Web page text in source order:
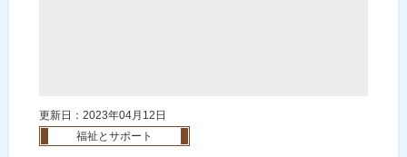
更新日：2023年04月12日
福祉とサポート